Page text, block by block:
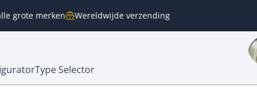
grote merken Wereldwijde verzending
Type Selector